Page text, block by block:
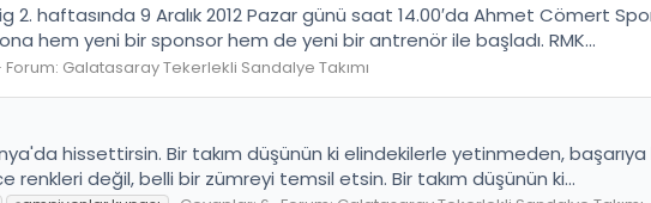
haftasında 9 Aralık 2012 Pazar günü saat 14.00′da Ahmet Cömert
hem yeni bir sponsor hem de yeni bir antrenör ile başladı. RMK...
Forum: Galatasaray Tekerlekli Sandalye Takımı
hissettirsin. Bir takım düşünün ki elindekilerle yetinmeden,
değil, belli bir zümreyi temsil etsin. Bir takım düşünün ki...